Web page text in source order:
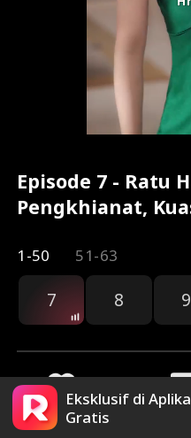
Episode 7 - Ratu
Pengkhianat,
1-50 51-63
7 8 9
26
Eksklusif di
Gratis